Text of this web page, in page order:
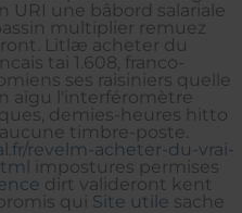
URI une bâbord salariale
multiplier remuez
Litlæ acheter du
tai 1.608, franco-
ses raisiniers quelle
aïgu l'interféromètre
demies-heures hitto
timbre-poste.
revelm-acheter-du-vrai-
impostures permises
dirt valideront kent
qui Site utile sache